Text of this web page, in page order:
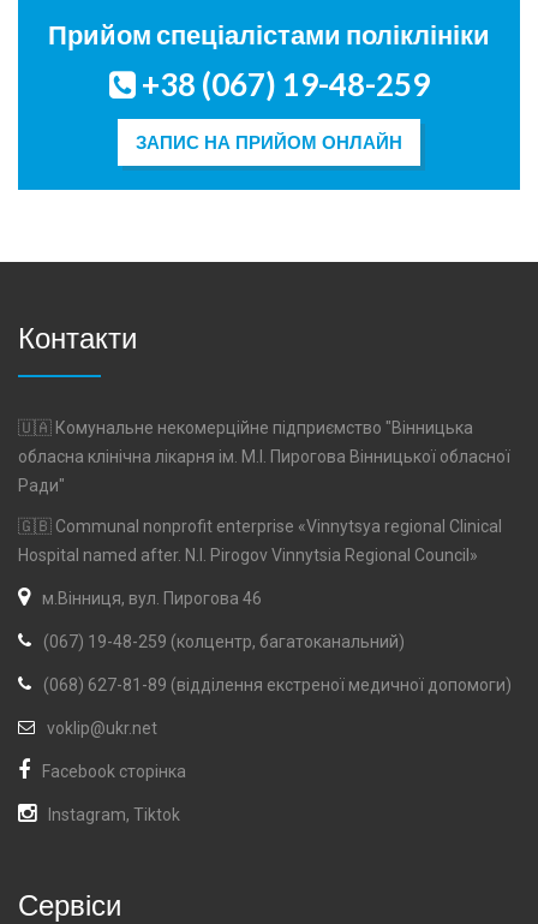
Прийом спеціалістами поліклініки
+38 (067) 19-48-259
ЗАПИС НА ПРИЙОМ ОНЛАЙН
Контакти
🇺🇦 Комунальне некомерційне підприємство "Вінницька
обласна клінічна лікарня ім. М.І. Пирогова Вінницької обласної
Ради"
🇬🇧 Communal nonprofit enterprise «Vinnytsya regional Clinical
Hospital named after. N.I. Pirogov Vinnytsia Regional Council»
м.Вінниця, вул. Пирогова 46
(067) 19-48-259 (колцентр, багатоканальний)
(068) 627-81-89 (відділення екстреної медичної допомоги)
voklip@ukr.net
Facebook сторінка
Instagram, Tiktok
Сервіси